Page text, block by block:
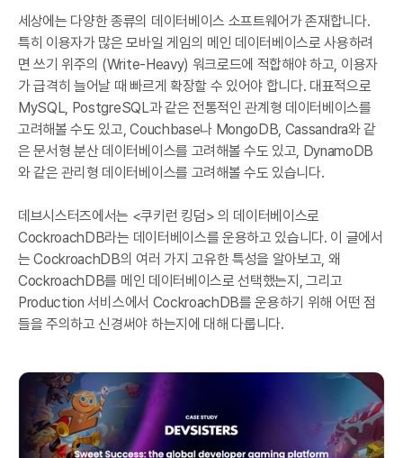
세상에는 다양한 종류의 데이터베이스 소프트웨어가 존재합니다.
특히 이용자가 많은 모바일 게임의 메인 데이터베이스로 사용하려
면 쓰기 위주의 (Write-Heavy) 워크로드에 적합해야 하고, 이용자
가 급격히 늘어날 때 빠르게 확장할 수 있어야 합니다. 대표적으로
MySQL, PostgreSQL과 같은 전통적인 관계형 데이터베이스를
고려해볼 수도 있고, Couchbase나 MongoDB, Cassandra와 같
은 문서형 분산 데이터베이스를 고려해볼 수도 있고, DynamoDB
와 같은 관리형 데이터베이스를 고려해볼 수도 있습니다.
데브시스터즈에서는 <쿠키런 킹덤> 의 데이터베이스로
CockroachDB라는 데이터베이스를 운용하고 있습니다. 이 글에서
는 CockroachDB의 여러 가지 고유한 특성을 알아보고, 왜
CockroachDB를 메인 데이터베이스로 선택했는지, 그리고
Production 서비스에서 CockroachDB를 운용하기 위해 어떤 점
들을 주의하고 신경써야 하는지에 대해 다룹니다.